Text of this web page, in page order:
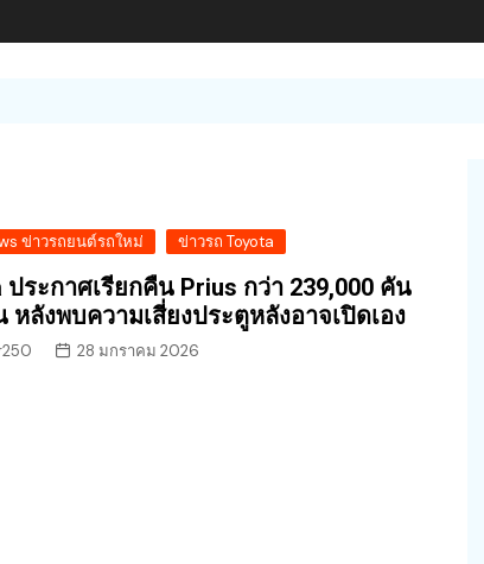
ข่าวรถยนต์รถใหม่ ข่าวรถ Toyota
ประกาศเรียกคืน Prius กว่า 239,000 คัน
ลังพบความเสี่ยงประตูหลังอาจเปิดเอง
28 มกราคม 2026